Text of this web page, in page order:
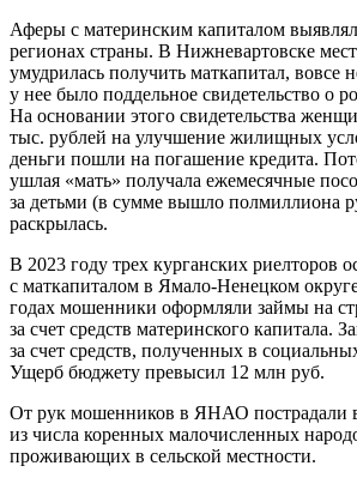
Аферы с материнским капиталом
регионах страны. В Нижневартовске
умудрилась получить маткапитал, вовсе
у нее было поддельное свидетельство о
На основании этого свидетельства
тыс. рублей на улучшение жилищных
деньги пошли на погашение кредита.
ушлая «мать» получала ежемесячные
за детьми (в сумме вышло полмиллиона
раскрылась.
В 2023 году трех курганских риелторов
с маткапиталом в Ямало-Ненецком
годах мошенники оформляли займы на
за счет средств материнского капитала.
за счет средств, полученных в
Ущерб бюджету превысил 12 млн руб.
От рук мошенников в ЯНАО пострадали
из числа коренных малочисленных
проживающих в сельской местности.